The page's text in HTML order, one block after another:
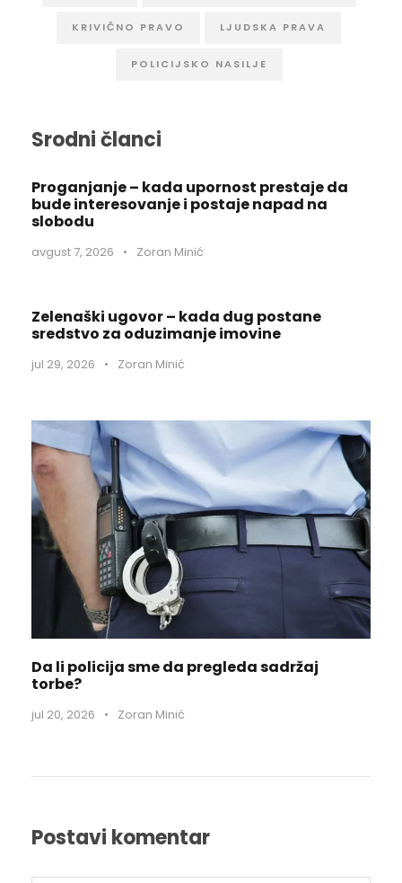
KRIVIČNO PRAVO LJUDSKA PRAVA
POLICIJSKO NASILJE
Srodni članci
Proganjanje – kada upornost prestaje da
bude interesovanje i postaje napad na
slobodu
avgust 7, 2026 • Zoran Minić
Zelenaški ugovor – kada dug postane
sredstvo za oduzimanje imovine
jul 29, 2026 • Zoran Minić
Da li policija sme da pregleda sadržaj
torbe?
jul 20, 2026 • Zoran Minić
Postavi komentar